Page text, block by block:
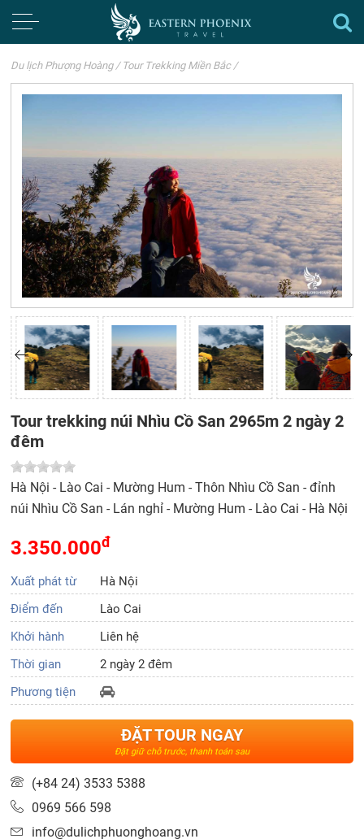
Du lịch Phượng Hoàng / Tour Trekking Miền Bắc /
Tour trekking núi Nhìu Cồ San 2965m 2 ngày 2
đêm
Hà Nội - Lào Cai - Mường Hum - Thôn Nhìu Cồ San - đỉnh
núi Nhìu Cồ San - Lán nghỉ - Mường Hum - Lào Cai - Hà Nội
3.350.000đ
Xuất phát từ
Hà Nội
Điểm đến
Lào Cai
Khởi hành
Liên hệ
Thời gian
2 ngày 2 đêm
Phương tiện
ĐẶT TOUR NGAY
Đặt giữ chỗ trước, thanh toán sau
(+84 24) 3533 5388
0969 566 598
info@dulichphuonghoang.vn